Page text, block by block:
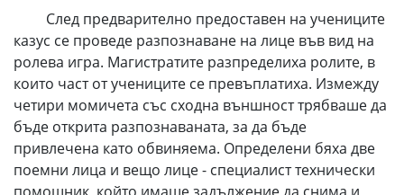
След предварително предоставен на учениците
казус се проведе разпознаване на лице във вид на
ролева игра. Магистратите разпределиха ролите, в
които част от учениците се превъплатиха. Измежду
четири момичета със сходна външност трябваше да
бъде открита разпознаваната, за да бъде
привлечена като обвиняема. Определени бяха две
поемни лица и вещо лице - специалист технически